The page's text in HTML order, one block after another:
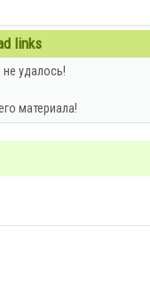
links
удалось!
материала!